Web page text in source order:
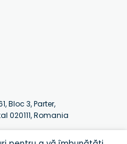
Bloc 3, Parter,
020111, Romania